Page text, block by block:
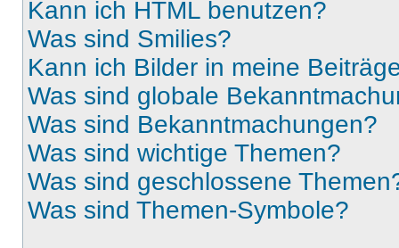
Kann ich HTML benutzen?
Was sind Smilies?
Kann ich Bilder in meine
Was sind globale
Was sind Bekanntmachungen?
Was sind wichtige Themen?
Was sind geschlossene
Was sind Themen-Symbole?